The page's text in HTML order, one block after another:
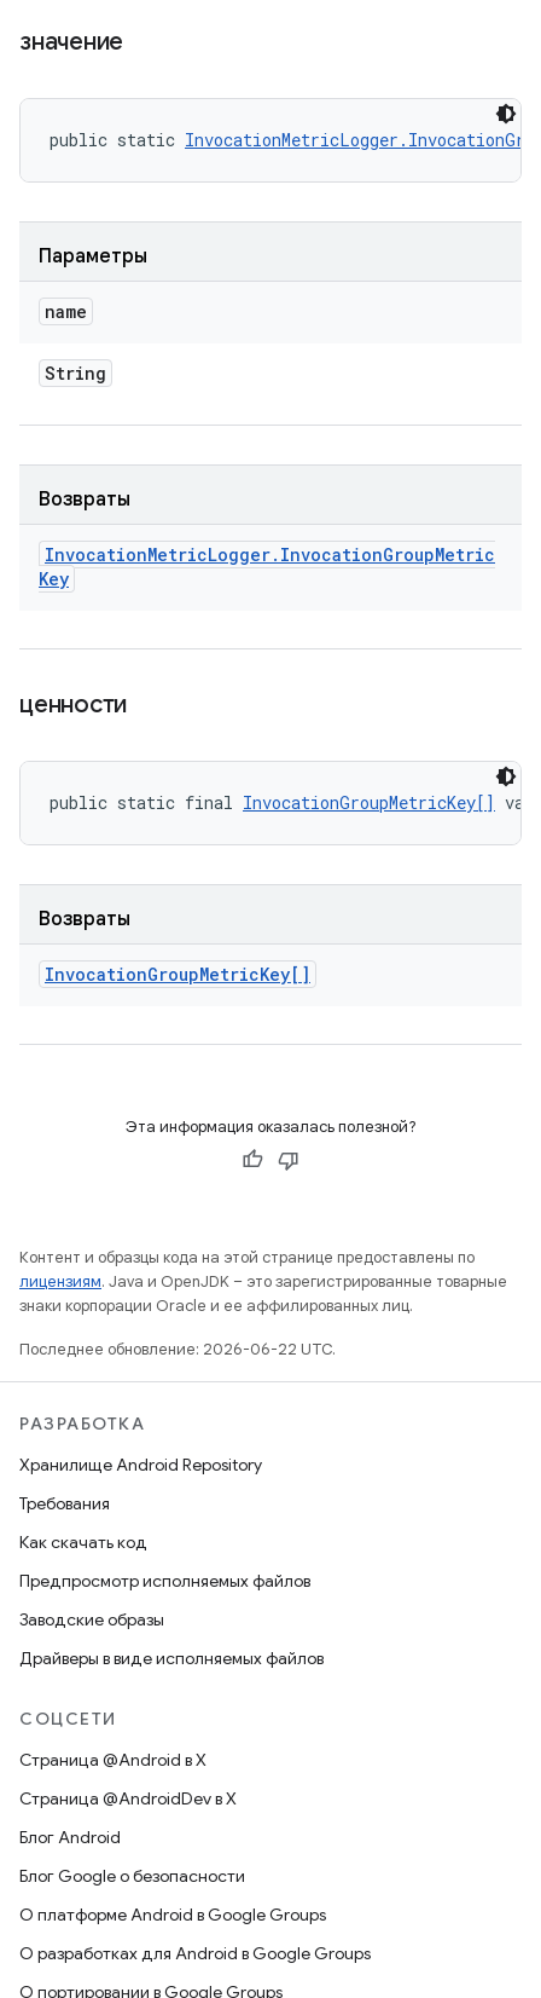
значение
public static
Параметры
name
String
Возвраты
InvocationMetricLogger. InvocationGroupMetric
Key
ценности
public static final InvocationGroupMetricKey[]
Возвраты
InvocationGroupMetricKey[]
Эта информация оказалась полезной?
Контент и образцы кода на этой странице предоставлены по
лицензиям. Java и OpenJDK – это зарегистрированные товарные
знаки корпорации Oracle и ее аффилированных лиц.
Последнее обновление: 2026-06-22 UTC.
РАЗРАБОТКА
Хранилище Android Repository
Требования
Как скачать код
Предпросмотр исполняемых файлов
Заводские образы
Драйверы в виде исполняемых файлов
СОЦСЕТИ
Страница @Android в X
Страница @AndroidDev в X
Блог Android
Блог Google о безопасности
О платформе Android в Google Groups
О разработках для Android в Google Groups
О портировании в Google Groups